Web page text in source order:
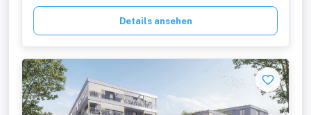
Details ansehen